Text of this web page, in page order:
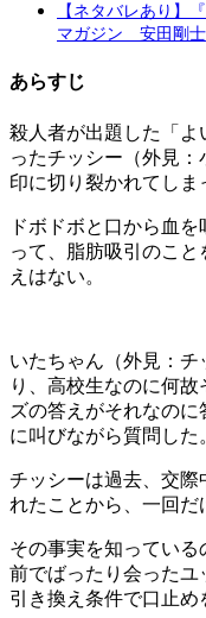
【ネタバレあり】
マガジン 安田剛士
あらすじ
殺人者が出題した「
ったチッシー（外見
印に切り裂かれてしま
ドボドボと口から血
って、脂肪吸引のこ
えはない。
いたちゃん（外見：
り、高校生なのに何
ズの答えがそれなの
に叫びながら質問した
チッシーは過去、交
れたことから、一回だ
その事実を知ってい
前でばったり会った
引き換え条件で口止め